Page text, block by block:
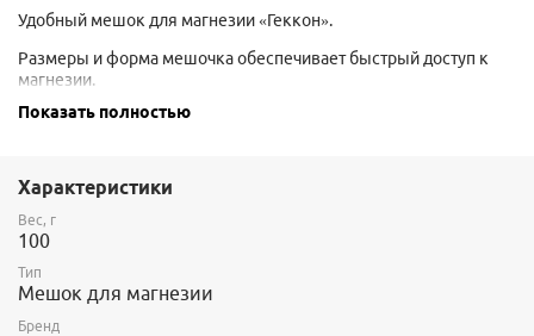
Удобный мешок для магнезии «Геккон».
Размеры и форма мешочка обеспечивает быстрый доступ к
магнезии.
молнии для хранения ключей или пластыря.
Внутренняя часть мешочка из мягкого флиса.
Показать полностью
Характеристики
Вес, г
100
Тип
Мешок для магнезии
Бренд